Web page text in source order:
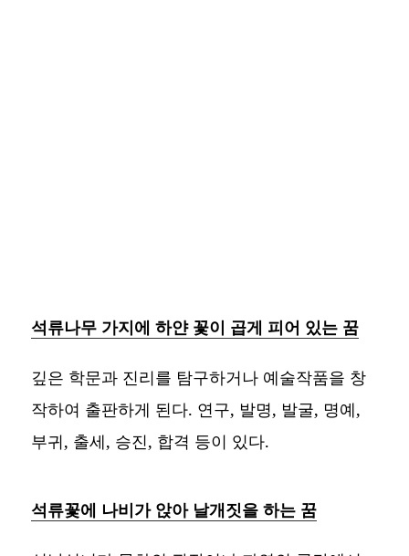
석류나무 가지에 하얀 꽃이 곱게 피어 있는 꿈
깊은 학문과 진리를 탐구하거나 예술작품을 창
작하여 출판하게 된다. 연구, 발명, 발굴, 명예,
부귀, 출세, 승진, 합격 등이 있다.
석류꽃에 나비가 앉아 날개짓을 하는 꿈